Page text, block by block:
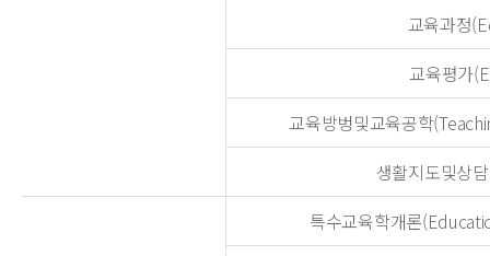
교육과정
교육평가
교육방벙및교육공학
생활지도및상
특수교육학개론